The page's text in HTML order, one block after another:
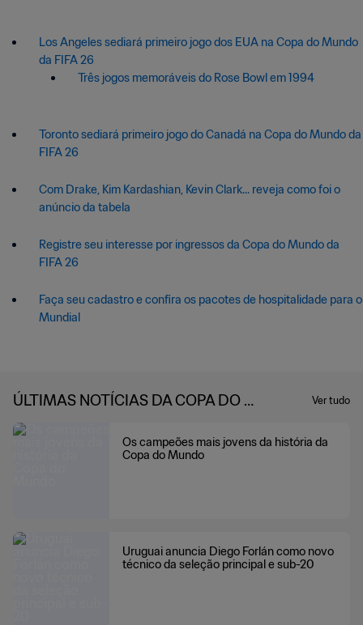
Los Angeles sediará primeiro jogo dos EUA na Copa do Mundo
da FIFA 26
Três jogos memoráveis do Rose Bowl em 1994
Toronto sediará primeiro jogo do Canadá na Copa do Mundo da
FIFA 26
Com Drake, Kim Kardashian, Kevin Clark... reveja como foi o
anúncio da tabela
Registre seu interesse por ingressos da Copa do Mundo da
FIFA 26
Faça seu cadastro e confira os pacotes de hospitalidade para o
Mundial
ÚLTIMAS NOTÍCIAS DA COPA DO M
UNDO DA FIFA 2026™
Ver tudo
Os campeões mais jovens da história da
Copa do Mundo
Uruguai anuncia Diego Forlán como novo
técnico da seleção principal e sub-20